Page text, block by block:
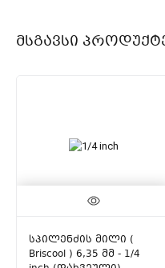
Მსგავსი
სპილენძის მილი (
Briscool ) 6,35 მმ - 1/4